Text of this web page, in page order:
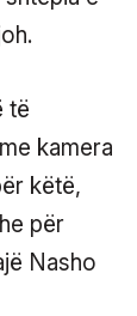
të
kamera
këtë,
për
Nasho